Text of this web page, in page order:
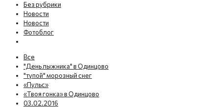
Без рубрики
Новости
Новости
Фотоблог
Все
"День лыжника" в Одинцово
"тупой" морозный снег
«Пульс»
«Твоя гонка» в Одинцово
03.02.2016